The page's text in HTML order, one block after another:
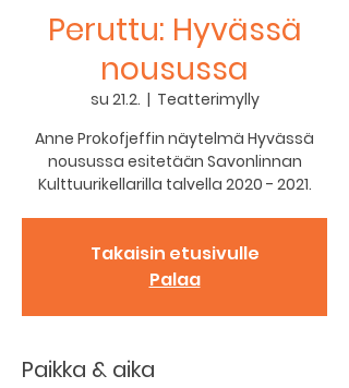
Peruttu: Hyvässä
nousussa
su 21.2.
  |
Teatterimylly
Anne Prokofjeffin näytelmä Hyvässä
nousussa esitetään Savonlinnan
Kulttuurikellarilla talvella 2020 - 2021.
Takaisin etusivulle
Palaa
Paikka & aika